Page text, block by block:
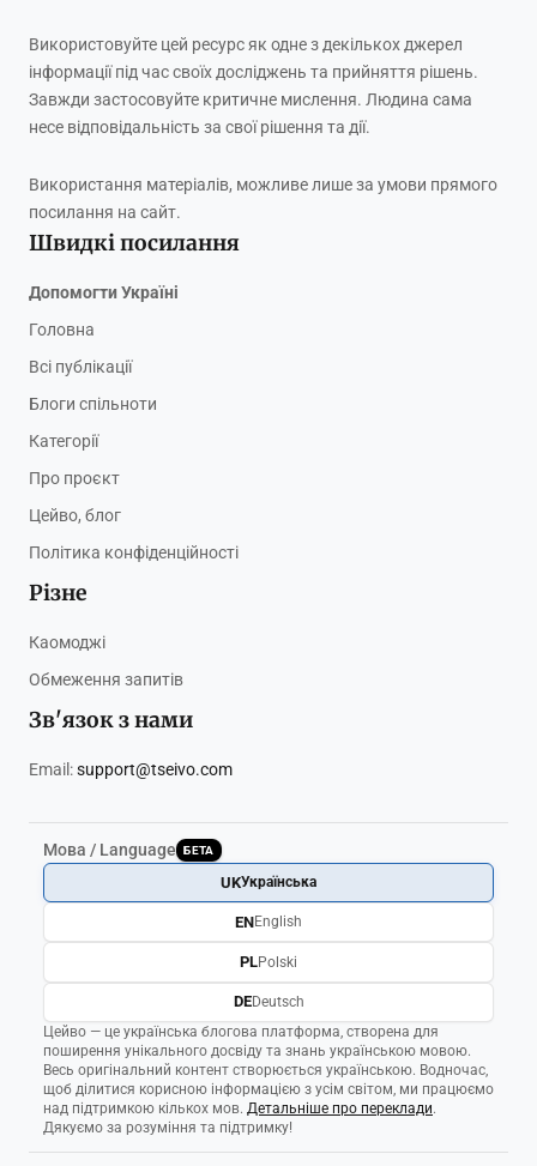
Використовуйте цей ресурс як одне з декількох джерел
інформації під час своїх досліджень та прийняття рішень.
Завжди застосовуйте критичне мислення. Людина сама
несе відповідальність за свої рішення та дії.
Використання матеріалів, можливе лише за умови прямого
посилання на сайт.
Швидкі посилання
Допомогти Україні
Головна
Всі публікації
Блоги спільноти
Категорії
Про проєкт
Цейво, блог
Політика конфіденційності
Різне
Каомоджі
Обмеження запитів
Зв'язок з нами
Email:support@tseivo.com
Мова / Language БЕТА
Цейво — це українська блогова платформа, створена для
поширення унікального досвіду та знань українською мовою.
Весь оригінальний контент створюється українською. Водночас,
щоб ділитися корисною інформацією з усім світом, ми працюємо
над підтримкою кількох мов. Детальніше про переклади.
Дякуємо за розуміння та підтримку!
UKУкраїнська
ENEnglish
PLPolski
DEDeutsch